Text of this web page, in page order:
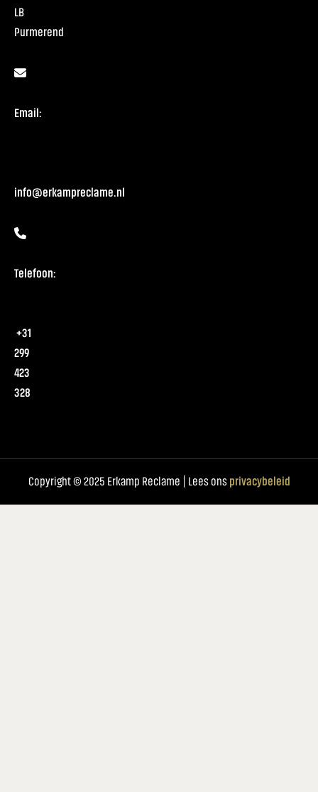
LB
Purmerend
Email:
info@erkampreclame.nl
Telefoon:
+31
299
423
328
Copyright © 2025 Erkamp Reclame | Lees ons privacybeleid